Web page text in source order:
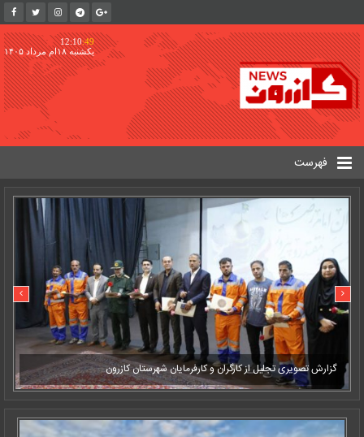
12:10:49
یکشنبه ۱۸ام مرداد ۱۴۰۵
فهرست
گزارش تصویری تجلیل از کارگران و کارفرمایان شهرستان کازرون